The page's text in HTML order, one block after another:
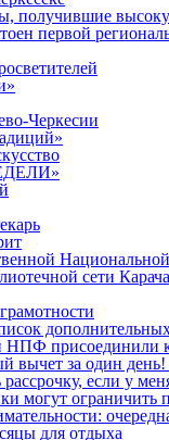
получившие
первой
Черкесии
сети
НПФ присоединили
вычет за один день!
если у
могут ограничить
для отдыха